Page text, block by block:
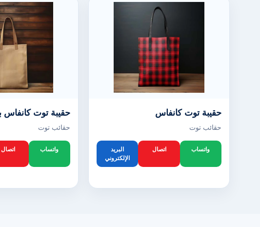
حقيبة توت كانفاس
حقائب توت
واتساب اتصال
البريد
الإلكتروني
حقيبة توت كانفاس
حقائب توت
واتساب اتصال